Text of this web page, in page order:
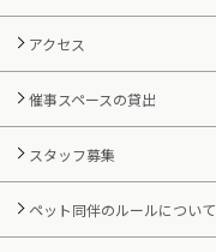
アクセス
催事スペースの貸出
スタッフ募集
ペット同伴のルールについて